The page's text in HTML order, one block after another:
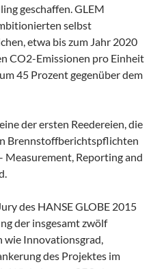
geschaffen. GLEM
selbst
etwa bis zum Jahr 2020
CO2-Emissionen pro Einheit
45 Prozent gegenüber dem
der ersten Reedereien, die
Brennstoffberichtspflichten
Measurement, Reporting and
des HANSE GLOBE 2015
der insgesamt zwölf
wie Innovationsgrad,
des Projektes im